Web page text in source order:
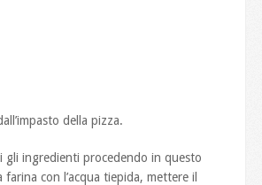
della pizza.
gli ingredienti procedendo in questo
farina con l’acqua tiepida, mettere il